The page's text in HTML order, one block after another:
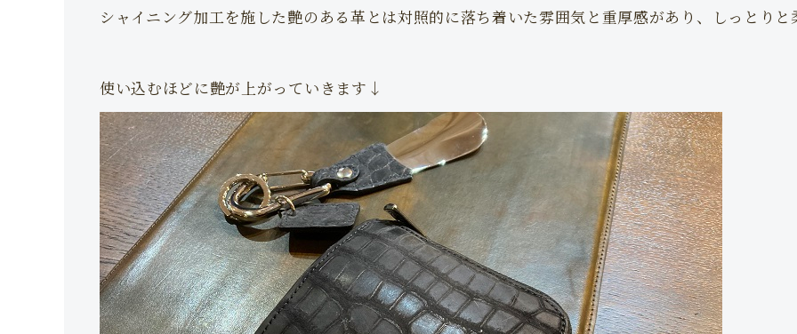
シャイニング加工を施した艶のある革とは対照的に落ち着いた雰囲気と重厚感があり、しっとりと
使い込むほどに艶が上がっていきます↓